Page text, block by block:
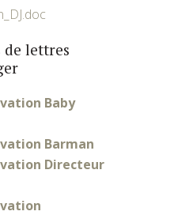
de lettres
Baby
Barman
Directeur